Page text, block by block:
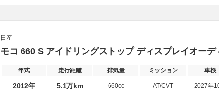
日産
モコ 660 S アイドリングストップ ディスプレイオー
年式 走行距離 排気量 ミッション 車検
2012年 5.1万km 660cc AT/CVT 2027年